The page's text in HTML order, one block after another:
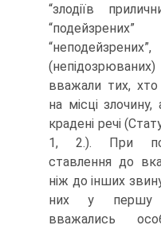
“злодіїв
вважали тих,
на місці
крадені речі
1, 2.). При
ставлення до
ніж до інших
них у першу
вважались